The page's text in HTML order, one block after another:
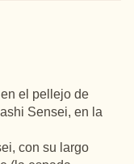
el pellejo de
Sensei, en la
con su largo